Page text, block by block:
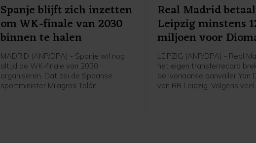
Spanje blijft zich inzetten
om WK-finale van 2030
binnen te halen
MADRID (ANP/DPA) - Spanje wil nog
altijd de WK-finale van 2030
organiseren. Dat zei de Spaanse
sportminister Milagros Tolón
Real Madrid
Leipzig minstens
miljoen voor
LEIPZIG (ANP/DPA) - Real
het eigen transferrecord
de Ivoriaanse aanvaller Yan
van RB Leipzig. Volgens veel